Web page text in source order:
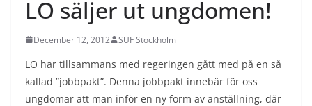
LO säljer ut ungdomen!
December 12, 2012 SUF Stockholm
LO har tillsammans med regeringen gått med på en så
kallad ”jobbpakt”. Denna jobbpakt innebär för oss
ungdomar att man inför en ny form av anställning, där